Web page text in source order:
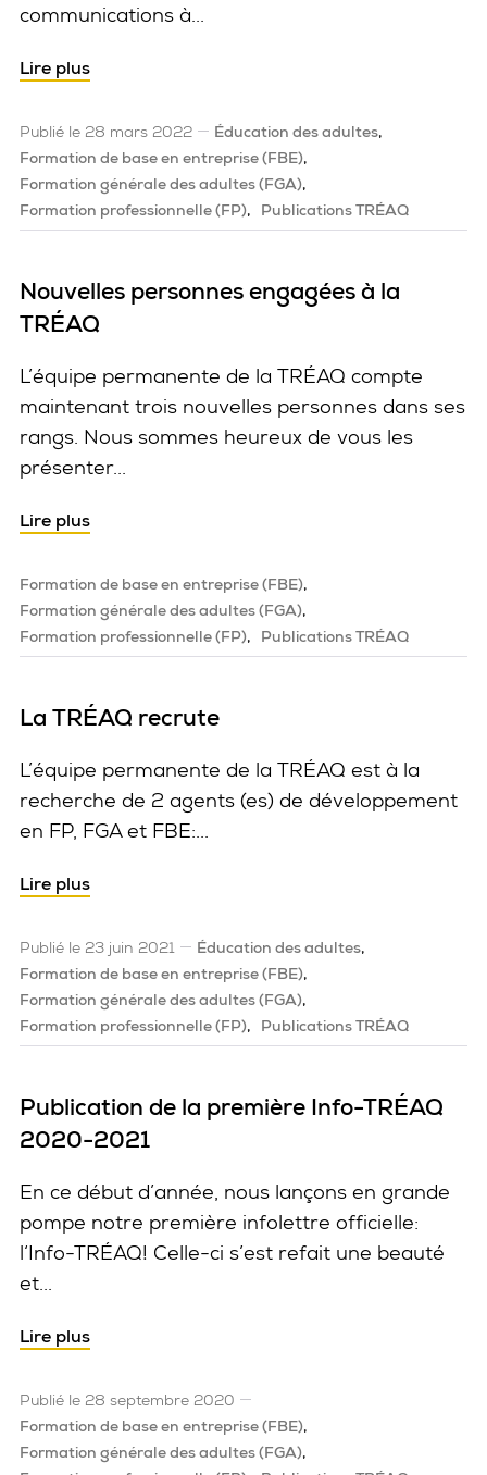
communications à...
Lire plus
Publié le 28 mars 2022
Éducation des adultes
Formation de base en entreprise (FBE)
Formation générale des adultes (FGA)
Formation professionnelle (FP)
Publications TRÉAQ
Nouvelles personnes engagées à la
TRÉAQ
L’équipe permanente de la TRÉAQ compte
maintenant trois nouvelles personnes dans ses
rangs. Nous sommes heureux de vous les
présenter...
Lire plus
Formation de base en entreprise (FBE)
Formation générale des adultes (FGA)
Formation professionnelle (FP)
Publications TRÉAQ
La TRÉAQ recrute
L’équipe permanente de la TRÉAQ est à la
recherche de 2 agents (es) de développement
en FP, FGA et FBE:...
Lire plus
Publié le 23 juin 2021
Éducation des adultes
Formation de base en entreprise (FBE)
Formation générale des adultes (FGA)
Formation professionnelle (FP)
Publications TRÉAQ
Publication de la première Info-TRÉAQ
2020-2021
En ce début d’année, nous lançons en grande
pompe notre première infolettre officielle:
l‘Info-TRÉAQ! Celle-ci s’est refait une beauté
et...
Lire plus
Publié le 28 septembre 2020
Formation de base en entreprise (FBE)
Formation générale des adultes (FGA)